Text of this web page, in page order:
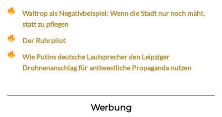
Waltrop als Negativbeispiel: Wenn die Stadt nur noch mäht,
statt zu pflegen
Der Ruhrpilot
Wie Putins deutsche Lautsprecher den Leipziger
Drohnenanschlag für antiwestliche Propaganda nutzen
Werbung